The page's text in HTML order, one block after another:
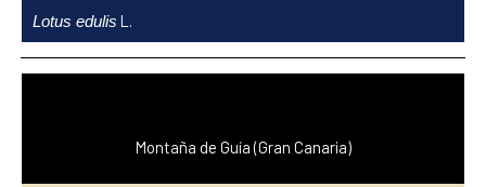
contenido
Lotus edulis L.
Montaña de Guía (Gran Canaria)